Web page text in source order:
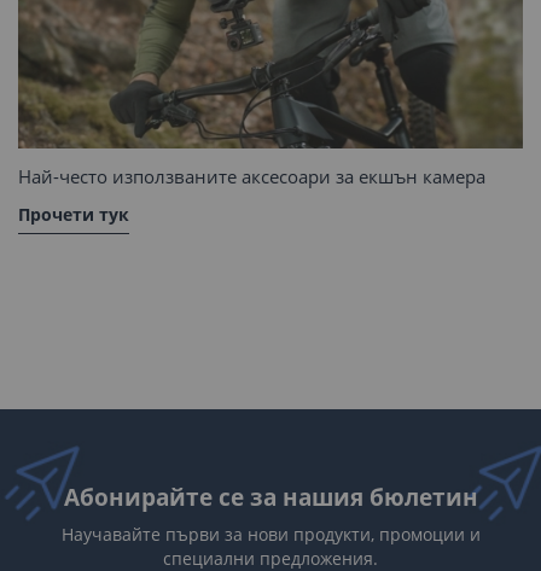
Най-често използваните аксесоари за екшън камера
Прочети тук
Абонирайте се за нашия бюлетин
Научавайте първи за нови продукти, промоции и
специални предложения.